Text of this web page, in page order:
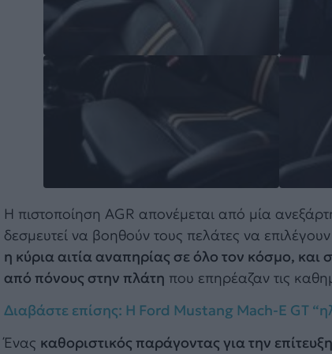
Η πιστοποίηση AGR απονέμεται από μία
δεσμευτεί να βοηθούν τους πελάτες να
η κύρια αιτία αναπηρίας σε όλο τον κόσμο,
από πόνους στην πλάτη που επηρέαζαν τις
Διαβάστε επίσης: Η Ford Mustang Mach-E GT
Ένας καθοριστικός παράγοντας για την